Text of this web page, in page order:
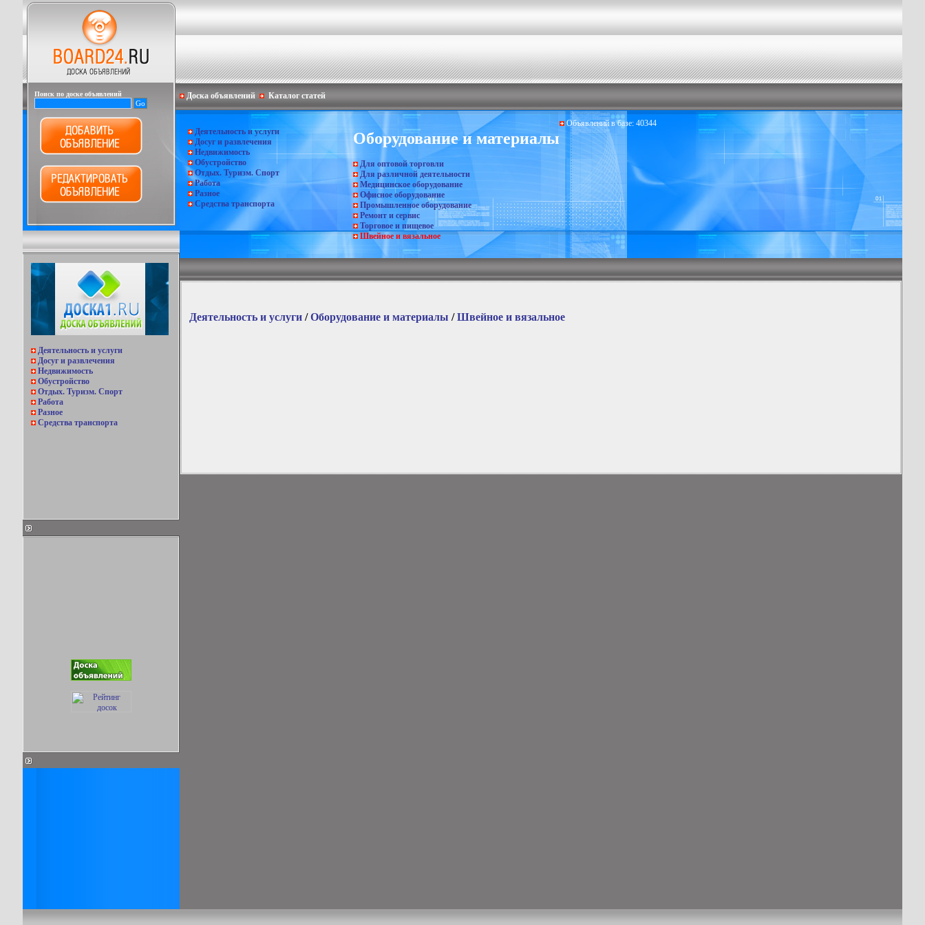
Поиск по доске объявлений
Деятельность и услуги
Досуг и развлечения
Недвижимость
Обустройство
Отдых. Туризм. Спорт
Работа
Разное
Средства транспорта
Доска объявлений Каталог статей
Объявлений в базе: 40344
Деятельность и услуги
Досуг и развлечения
Недвижимость
Обустройство
Отдых. Туризм. Спорт
Работа
Разное
Средства транспорта
Оборудование и материалы
Для оптовой торговли
Для различной деятельности
Медицинское оборудование
Офисное оборудование
Промышленное оборудование
Ремонт и сервис
Торговое и пищевое
Швейное и вязальное
Деятельность и услуги /Оборудование и материалы /Швейное и вязальное